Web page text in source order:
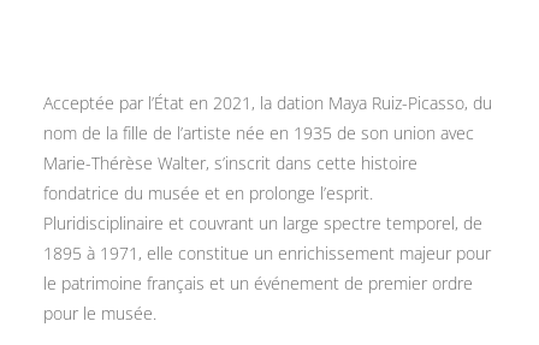
Acceptée par l’État en 2021, la dation Maya Ruiz-Picasso, du
nom de la fille de l’artiste née en 1935 de son union avec
Marie-Thérèse Walter, s’inscrit dans cette histoire
fondatrice du musée et en prolonge l’esprit.
Pluridisciplinaire et couvrant un large spectre temporel, de
1895 à 1971, elle constitue un enrichissement majeur pour
le patrimoine français et un événement de premier ordre
pour le musée.